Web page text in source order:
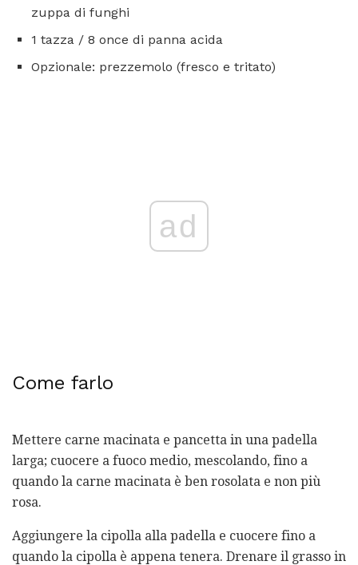
zuppa di funghi
1 tazza / 8 once di panna acida
Opzionale: prezzemolo (fresco e tritato)
ad
Come farlo
Mettere carne macinata e pancetta in una padella
larga; cuocere a fuoco medio, mescolando, fino a
quando la carne macinata è ben rosolata e non più
rosa.
Aggiungere la cipolla alla padella e cuocere fino a
quando la cipolla è appena tenera. Drenare il grasso in